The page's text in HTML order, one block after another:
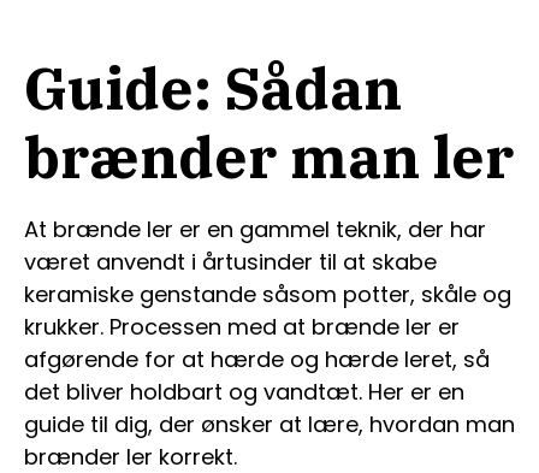
Guide: Sådan
brænder man ler
At brænde ler er en gammel teknik, der har
været anvendt i årtusinder til at skabe
keramiske genstande såsom potter, skåle og
krukker. Processen med at brænde ler er
afgørende for at hærde og hærde leret, så
det bliver holdbart og vandtæt. Her er en
guide til dig, der ønsker at lære, hvordan man
brænder ler korrekt.